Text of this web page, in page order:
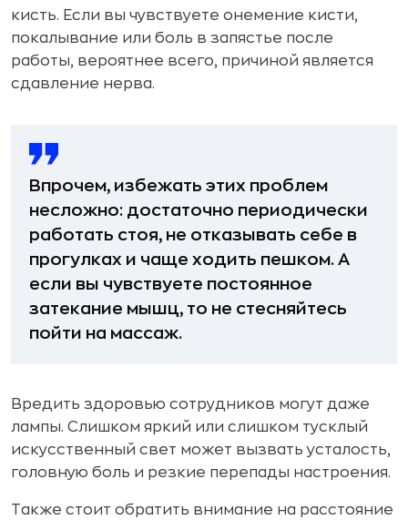
кисть. Если вы чувствуете онемение кисти,
покалывание или боль в запястье после
работы, вероятнее всего, причиной является
сдавление нерва.
Впрочем, избежать этих проблем
несложно: достаточно периодически
работать стоя, не отказывать себе в
прогулках и чаще ходить пешком. А
если вы чувствуете постоянное
затекание мышц, то не стесняйтесь
пойти на массаж.
Вредить здоровью сотрудников могут даже
лампы. Слишком яркий или слишком тусклый
искусственный свет может вызвать усталость,
головную боль и резкие перепады настроения.
Также стоит обратить внимание на расстояние